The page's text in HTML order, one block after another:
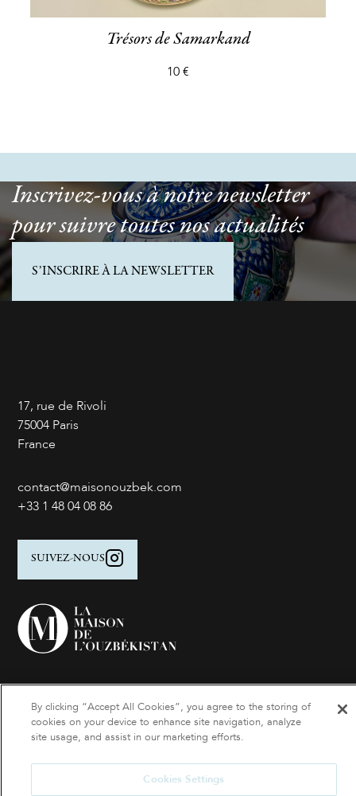
Suivez nos actualités
Trésors de Samarkand
10 €
Inscrivez-vous à notre newsletter
pour suivre toutes nos actualités
S’INSCRIRE À LA NEWSLETTER
17, rue de Rivoli
75004 Paris
France
contact@maisonouzbek.com
+33 1 48 04 08 86
SUIVEZ-NOUS
Mentions légales- © 2021
By clicking “Accept All Cookies”, you agree to the storing of
cookies on your device to enhance site navigation, analyze
site usage, and assist in our marketing efforts.
Cookies Settings